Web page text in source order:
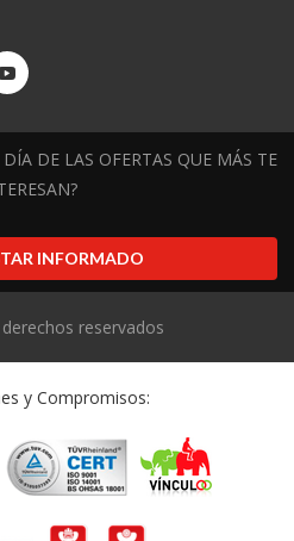
DE LAS OFERTAS QUE MÁS TE
INFORMADO
reservados
y Compromisos: